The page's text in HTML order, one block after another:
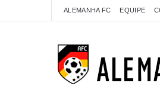
ALEMANHA FC EQUIPE